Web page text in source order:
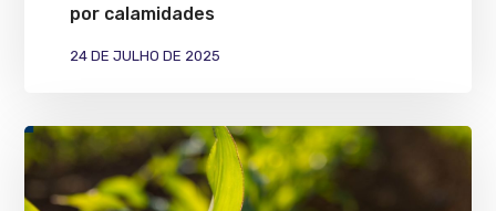
por calamidades
24 DE JULHO DE 2025